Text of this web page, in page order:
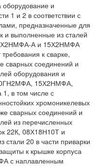
и
1 и 2 в соответствии с
предназначенные для
и выполненные из сталей
А и 15Х2НМФА
к сварке,
сварных соединений и
оборудования и
15Х2НМФА,
в том числе с
хромоникелевых
сварных соединений и
из перечисленных
22К, 08Х18Н10Т и
20 в части приварки
к крышке корпуса
с наплавленным